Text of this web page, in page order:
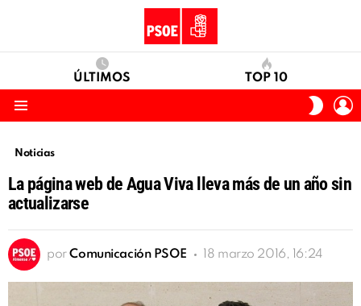
ÚLTIMOS TOP 10
SKIN
Noticias
La página web de Agua Viva lleva más de un año sin
actualizarse
por Comunicación PSOE 18 marzo 2016, 16:24